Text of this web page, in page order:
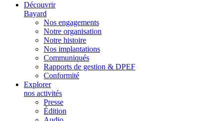
Découvrir
Bayard
Nos engagements
Notre organisation
Notre histoire
Nos implantations
Communiqués
Rapports de gestion & DPEF
Conformité
Explorer
nos activités
Presse
Édition